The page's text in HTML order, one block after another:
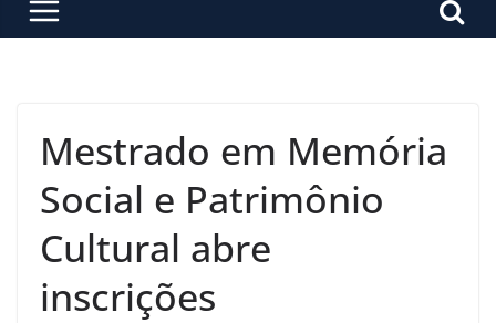
Mestrado em Memória
Social e Patrimônio
Cultural abre
inscrições